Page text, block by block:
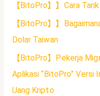
【BitoPro】】Cara
【BitoPro】】
Dolar Taiwan
【BitoPro】Pekerja
Aplikasi “BitoPro”
Uang Kripto